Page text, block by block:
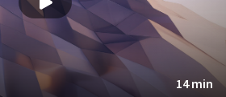
14 min